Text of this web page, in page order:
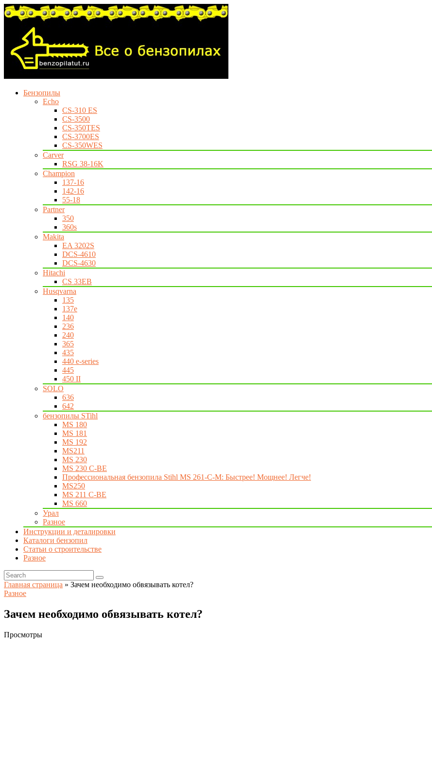
Бензопилы
Echo
CS-310 ES
CS-3500
CS-350TES
CS-3700ES
CS-350WES
Carver
RSG 38-16K
Champion
137-16
142-16
55-18
Partner
350
360s
Makita
EA 3202S
DCS-4610
DCS-4630
Hitachi
CS 33EB
Husqvarna
135
137e
140
236
240
365
435
440 e-series
445
450 II
SOLO
636
642
бензопилы STihl
MS 180
MS 181
MS 192
MS211
MS 230
MS 230 C-BE
Профессиональная бензопила Stihl MS 261-C-M: Быстрее! Мощнее! Легче!
MS250
MS 211 C-BE
MS 660
Урал
Разное
Инструкции и деталировки
Каталоги бензопил
Статьи о строительстве
Разное
Главная страница » Зачем необходимо обвязывать котел?
Разное
Зачем необходимо обвязывать котел?
Просмотры